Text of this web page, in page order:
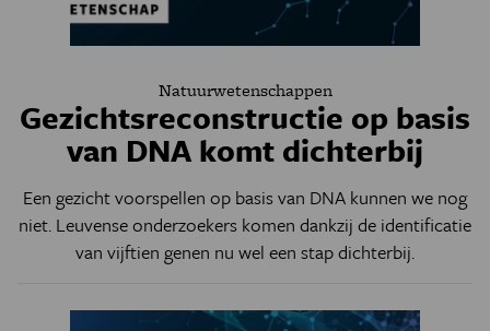
Natuurwetenschappen
Gezichtsreconstructie op basis
van DNA komt dichterbij
Een gezicht voorspellen op basis van DNA kunnen we nog
niet. Leuvense onderzoekers komen dankzij de identificatie
van vijftien genen nu wel een stap dichterbij.